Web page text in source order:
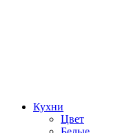
Кухни
Цвет